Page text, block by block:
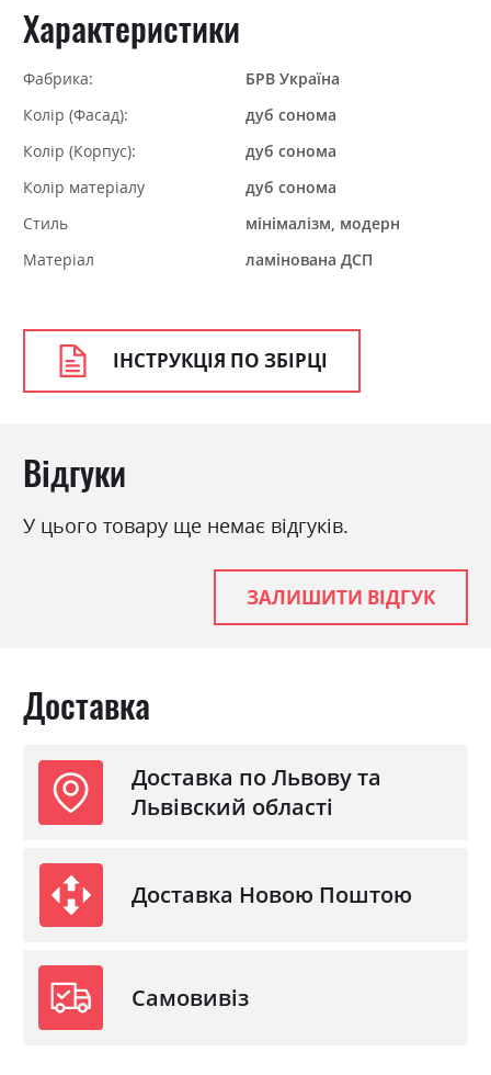
Характеристики
Фабрика:
БРВ Україна
Колір (Фасад):
дуб сонома
Колір (Корпус):
дуб сонома
Колір матеріалу
дуб сонома
Стиль
мінімалізм, модерн
Матеріал
ламінована ДСП
ІНСТРУКЦІЯ ПО ЗБІРЦІ
Відгуки
У цього товару ще немає відгуків.
ЗАЛИШИТИ ВІДГУК
Доставка
Доставка по Львову та
Львівский області
Доставка Новою Поштою
Самовивіз